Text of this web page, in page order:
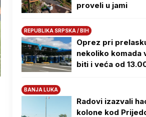
proveli u jami
REPUBLIKA SRPSKA / BIH
Oprez pri
nekoliko komada
biti i veća od
BANJA LUKA
Radovi izazvali
kolone kod